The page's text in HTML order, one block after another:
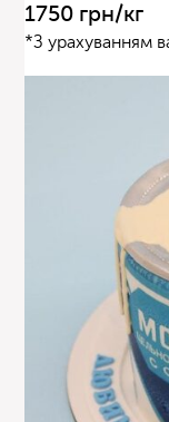
1750 грн/кг
*З урахуванням